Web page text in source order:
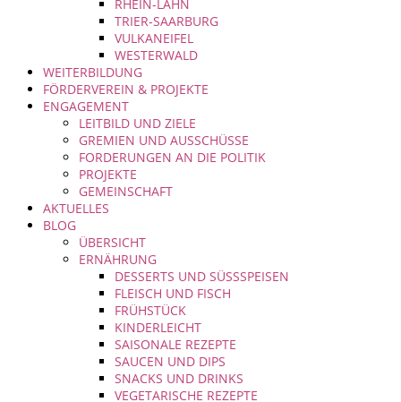
RHEIN-LAHN
TRIER-SAARBURG
VULKANEIFEL
WESTERWALD
WEITERBILDUNG
FÖRDERVEREIN & PROJEKTE
ENGAGEMENT
LEITBILD UND ZIELE
GREMIEN UND AUSSCHÜSSE
FORDERUNGEN AN DIE POLITIK
PROJEKTE
GEMEINSCHAFT
AKTUELLES
BLOG
ÜBERSICHT
ERNÄHRUNG
DESSERTS UND SÜSSSPEISEN
FLEISCH UND FISCH
FRÜHSTÜCK
KINDERLEICHT
SAISONALE REZEPTE
SAUCEN UND DIPS
SNACKS UND DRINKS
VEGETARISCHE REZEPTE